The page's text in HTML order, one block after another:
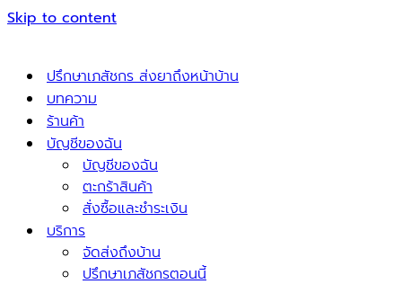
Skip to content
ปรึกษาเภสัชกร ส่งยาถึงหน้าบ้าน
บทความ
ร้านค้า
บัญชีของฉัน
บัญชีของฉัน
ตะกร้าสินค้า
สั่งซื้อและชำระเงิน
บริการ
จัดส่งถึงบ้าน
ปรึกษาเภสัชกรตอนนี้